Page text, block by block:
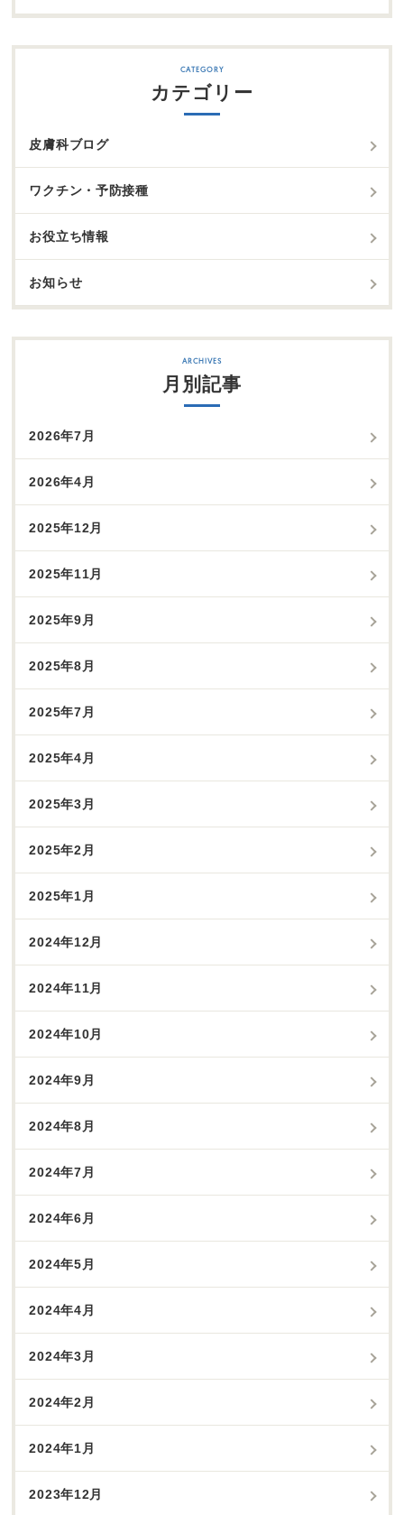
カテゴリー
皮膚科ブログ
ワクチン・予防接種
お役立ち情報
お知らせ
月別記事
2026年7月
2026年4月
2025年12月
2025年11月
2025年9月
2025年8月
2025年7月
2025年4月
2025年3月
2025年2月
2025年1月
2024年12月
2024年11月
2024年10月
2024年9月
2024年8月
2024年7月
2024年6月
2024年5月
2024年4月
2024年3月
2024年2月
2024年1月
2023年12月